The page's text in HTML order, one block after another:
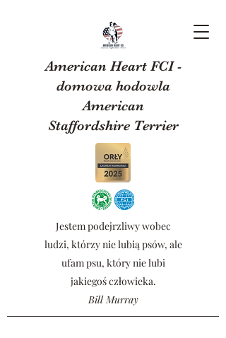
American Heart FCI -
domowa hodowla
American
Staffordshire Terrier
Jestem podejrzliwy wobec
ludzi, którzy nie lubią psów, ale
ufam psu, który nie lubi
jakiegoś człowieka.
Bill Murray